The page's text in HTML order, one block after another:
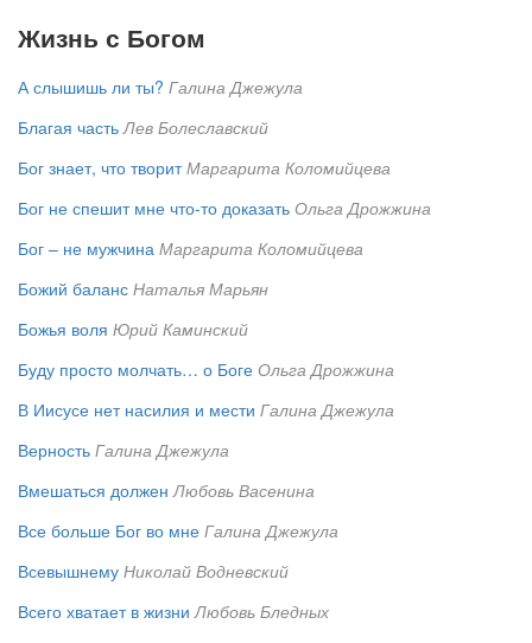
Жизнь с Богом
А слышишь ли ты? Галина Джежула
Благая часть Лев Болеславский
Бог знает, что творит Маргарита Коломийцева
Бог не спешит мне что-то доказать Ольга Дрожжина
Бог – не мужчина Маргарита Коломийцева
Божий баланс Наталья Марьян
Божья воля Юрий Каминский
Буду просто молчать… о Боге Ольга Дрожжина
В Иисусе нет насилия и мести Галина Джежула
Верность Галина Джежула
Вмешаться должен Любовь Васенина
Все больше Бог во мне Галина Джежула
Всевышнему Николай Водневский
Всего хватает в жизни Любовь Бледных